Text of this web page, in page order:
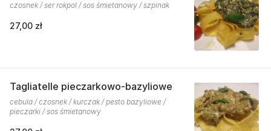
czosnek / ser rokpol / sos śmietanowy / szpinak
27,00 zł
Tagliatelle pieczarkowo-bazyliowe
cebula / czosnek / kurczak / pesto bazyliowe /
pieczarki / sos śmietanowy